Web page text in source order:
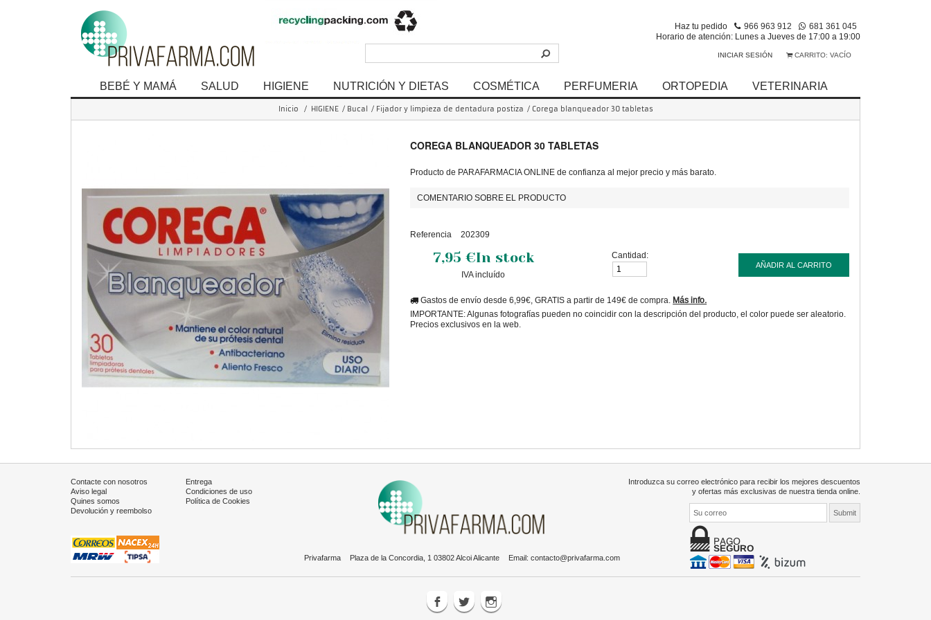
Haz tu pedido 966 963 912
681 361 045
Horario de atención: Lunes a Jueves de 17:00 a 19:00
CARRITO: VACÍO
INICIAR SESIÓN
BEBÉ Y MAMÁ SALUD HIGIENE NUTRICIÓN Y DIETAS COSMÉTICA PERFUMERIA ORTOPEDIA VETERINARIA
Inicio / HIGIENE / Bucal / Fijador y limpieza de dentadura postiza / Corega blanqueador 30 tabletas
COREGA BLANQUEADOR 30 TABLETAS
Producto de PARAFARMACIA ONLINE de confianza al mejor precio y más barato.
COMENTARIO SOBRE EL PRODUCTO
Referencia 202309
7,95 €In stock
IVA incluído
Cantidad:
AÑADIR AL CARRITO
Gastos de envío desde 6,99€, GRATIS a partir de 149€ de compra. Más info.
IMPORTANTE: Algunas fotografías pueden no coincidir con la descripción del producto, el color puede ser aleatorio.
Precios exclusivos en la web.
Contacte con nosotros
Entrega
Aviso legal
Condiciones de uso
Quines somos
Política de Cookies
Devolución y reembolso
Introduzca su correo electrónico para recibir los mejores descuentos
y ofertas más exclusivas de nuestra tienda online.
Privafarma Plaza de la Concordia, 1 03802 Alcoi Alicante Email: contacto@privafarma.com